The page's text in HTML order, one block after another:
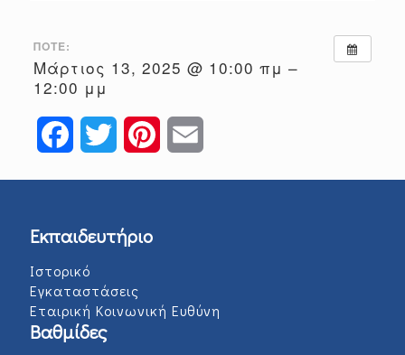
ΠΌΤΕ:
Μάρτιος 13, 2025 @ 10:00 πμ –
12:00 μμ
FacebookTwitter Pinterest
Εκπαιδευτήριο
Ιστορικό
Εγκαταστάσεις
Εταιρική Κοινωνική Ευθύνη
Βαθμίδες